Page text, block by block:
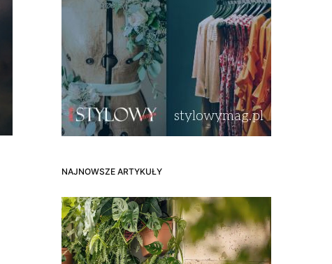
NAJNOWSZE ARTYKUŁY